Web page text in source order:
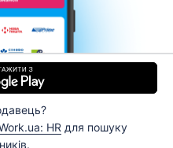
HR для пошуку
пошуку роботи №1 в